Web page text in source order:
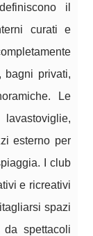
il
curati e
bagni privati,
Le
esterno per
I club
e ricreativi
spazi
da spettacoli